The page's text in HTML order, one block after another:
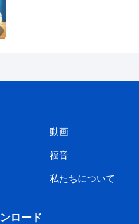
動画
福音
私たちについて
ロード